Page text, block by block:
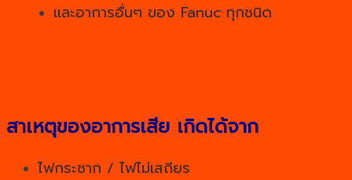
และอาการอื่นๆ ของ Fanuc ทุกชนิด
สาเหตุของอาการเสีย เกิดได้จาก
ไฟกระชาก / ไฟไม่เสถียร